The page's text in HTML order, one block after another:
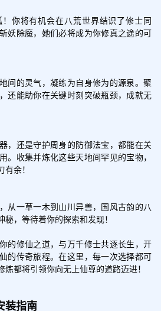
你将有机会在八荒世界结识了修士同
妖除魔，她们必将成为你修真之途的可
间的灵气，凝练为自身修为的源泉。聚
还能助你在关键时刻突破瓶颈，成就无
，还是守护周身的防御法宝，都能在关
。收集并炼化这些天地间罕见的宝物，
余！
从一草一木到山川异兽，国风古韵的八
，等待着你的探索和发现！
的修仙之道，与万千修士共逐长生，开
的传奇旅程。在这里，每一次选择都可
都将引领你向无上仙尊的道路迈进！
装指南